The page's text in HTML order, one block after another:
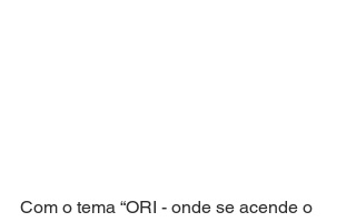
Com o tema “ORI - onde se acende o